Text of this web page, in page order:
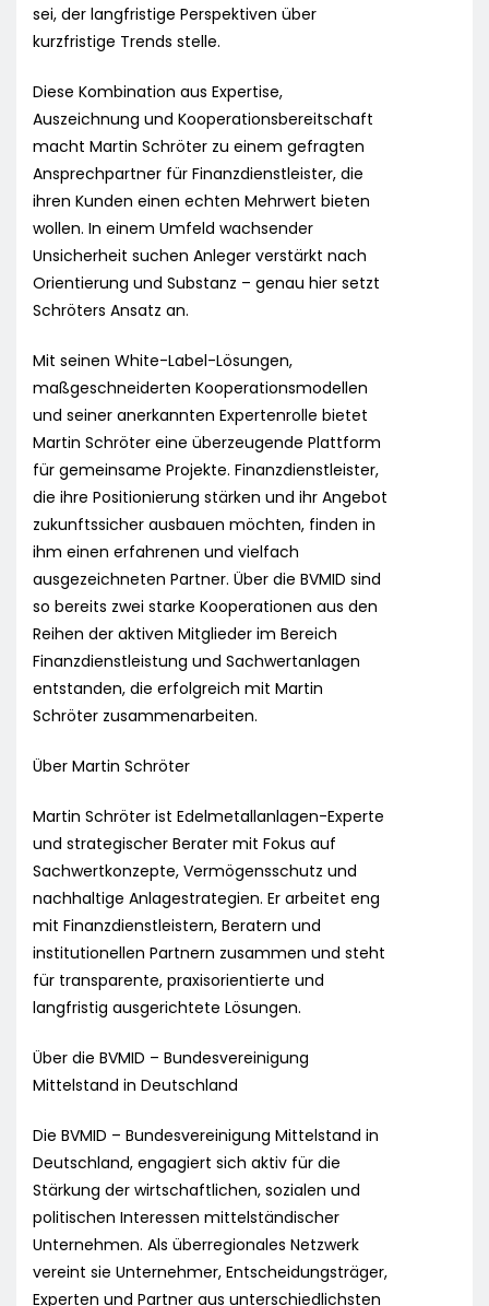
sei, der langfristige Perspektiven über
kurzfristige Trends stelle.
Diese Kombination aus Expertise,
Auszeichnung und Kooperationsbereitschaft
macht Martin Schröter zu einem gefragten
Ansprechpartner für Finanzdienstleister, die
ihren Kunden einen echten Mehrwert bieten
wollen. In einem Umfeld wachsender
Unsicherheit suchen Anleger verstärkt nach
Orientierung und Substanz – genau hier setzt
Schröters Ansatz an.
Mit seinen White-Label-Lösungen,
maßgeschneiderten Kooperationsmodellen
und seiner anerkannten Expertenrolle bietet
Martin Schröter eine überzeugende Plattform
für gemeinsame Projekte. Finanzdienstleister,
die ihre Positionierung stärken und ihr Angebot
zukunftssicher ausbauen möchten, finden in
ihm einen erfahrenen und vielfach
ausgezeichneten Partner. Über die BVMID sind
so bereits zwei starke Kooperationen aus den
Reihen der aktiven Mitglieder im Bereich
Finanzdienstleistung und Sachwertanlagen
entstanden, die erfolgreich mit Martin
Schröter zusammenarbeiten.
Über Martin Schröter
Martin Schröter ist Edelmetallanlagen-Experte
und strategischer Berater mit Fokus auf
Sachwertkonzepte, Vermögensschutz und
nachhaltige Anlagestrategien. Er arbeitet eng
mit Finanzdienstleistern, Beratern und
institutionellen Partnern zusammen und steht
für transparente, praxisorientierte und
langfristig ausgerichtete Lösungen.
Über die BVMID – Bundesvereinigung
Mittelstand in Deutschland
Die BVMID – Bundesvereinigung Mittelstand in
Deutschland, engagiert sich aktiv für die
Stärkung der wirtschaftlichen, sozialen und
politischen Interessen mittelständischer
Unternehmen. Als überregionales Netzwerk
vereint sie Unternehmer, Entscheidungsträger,
Experten und Partner aus unterschiedlichsten